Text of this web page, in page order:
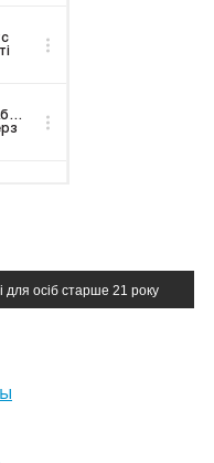
для осіб старше 21 року